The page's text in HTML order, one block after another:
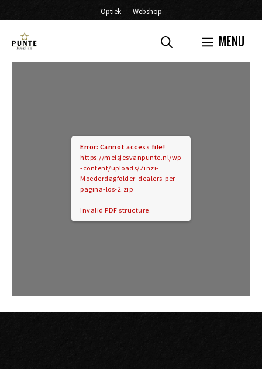
naar
Optiek Webshop
MENU
Error: Cannot access file!
https://meisjesvanpunte.nl/wp
-content/uploads/Zinzi-
Moederdagfolder-dealers-per-
pagina-los-2.zip
Invalid PDF structure.